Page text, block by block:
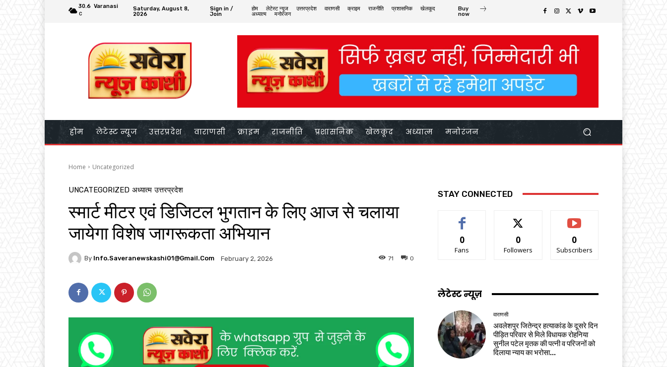
30.6
C
Varanasi
Saturday, August 8,
2026
Sign in /
Join
होम लेटेस्ट न्यूज उत्तरप्रदेश वाराणसी क्राइम राजनीति प्रशासनिक
खेलकूद
अध्यात्म
मनोरंजन
Buy
now
होम लेटेस्ट न्यूज उत्तरप्रदेश वाराणसी क्राइम राजनीति प्रशासनिक खेलकूद अध्यात्म मनोरंजन
Home Uncategorized
UNCATEGORIZED अध्यात्म उत्तरप्रदेश
स्मार्ट मीटर एवं डिजिटल भुगतान के लिए आज से चलाया
जायेगा विशेष जागरूकता अभियान
By Info.saveranewskashi01@gmail.com February 2, 2026 0
71
STAY CONNECTED
0
Fans
0
Followers
0
Subscribers
लेटेस्ट न्यूज़
वाराणसी
अवलेशपुर जितेन्द्र हत्याकांड के दूसरे दिन
पीड़ित परिवार से मिले विधायक रोहनिया
सुनील पटेल मृतक की पत्नी व परिजनों को
दिलाया न्याय का भरोसा...